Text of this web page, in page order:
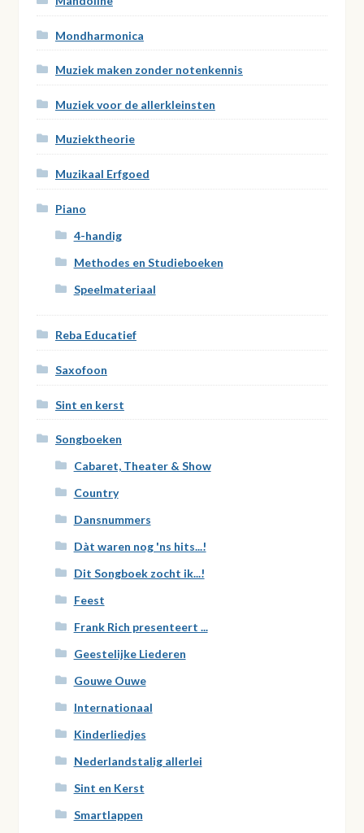
Mondharmonica
Muziek maken zonder notenkennis
Muziek voor de allerkleinsten
Muziektheorie
Muzikaal Erfgoed
Piano
4-handig
Methodes en Studieboeken
Speelmateriaal
Reba Educatief
Saxofoon
Sint en kerst
Songboeken
Cabaret, Theater & Show
Country
Dansnummers
Dàt waren nog 'ns hits...!
Dit Songboek zocht ik...!
Feest
Frank Rich presenteert ...
Geestelijke Liederen
Gouwe Ouwe
Internationaal
Kinderliedjes
Nederlandstalig allerlei
Sint en Kerst
Smartlappen